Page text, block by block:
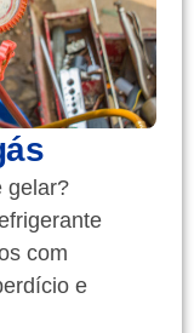
gelar?
com
e